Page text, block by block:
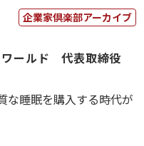
企業家倶楽部アーカイブ
ワールド 代表取締役
な睡眠を購入する時代が